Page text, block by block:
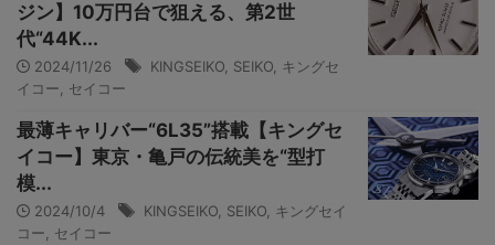
ジン】10万円台で狙える、第2世
代“44K...
2024/11/26 KINGSEIKO SEIKO キングセ
イコー
セイコー
最薄キャリバー“6L35”搭載【キングセ
イコー】東京・亀戸の伝統美を“型打
模...
2024/10/4 KINGSEIKO SEIKO キングセイ
コー
セイコー